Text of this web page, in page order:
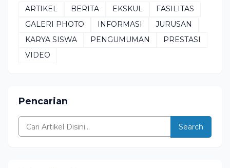
ARTIKEL BERITA EKSKUL
FASILITAS
GALERI PHOTO
INFORMASI
JURUSAN
KARYA SISWA
PENGUMUMAN
PRESTASI
VIDEO
Pencarian
Search